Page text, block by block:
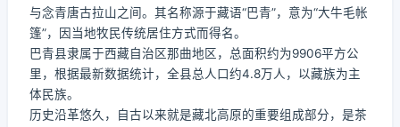
与念青唐古拉山之间。其名称源于藏语“巴青”，意为“大牛毛帐
篷”，因当地牧民传统居住方式而得名。
巴青县隶属于西藏自治区那曲地区，总面积约为9906平方公
里，根据最新数据统计，全县总人口约4.8万人，以藏族为主
体民族。
历史沿革悠久，自古以来就是藏北高原的重要组成部分，是茶